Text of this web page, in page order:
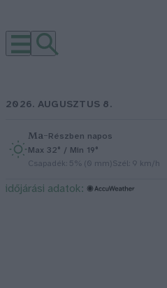
2026. AUGUSZTUS 8.
Ma–Részben napos
Max 32° / Min 19°
Csapadék: 5% (0 mm)Szél: 9 km/h
időjárási adatok: